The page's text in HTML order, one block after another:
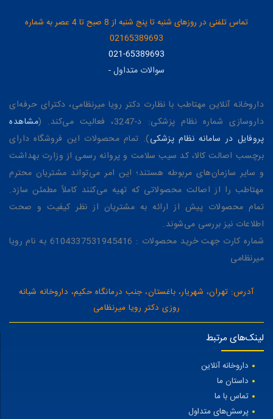
تماس تلفنی در روزهای شنبه تا پنج شنبه از 8 صبح تا 4 عصر به شماره
02165389693
021-65389693
سوالات متداول-
داروخانه آنلاین مهتاطب با نظارت دکتر رویا میرنظامی، دکترای حرفه‌ای
داروسازی شماره نظام پزشکی: د-3247، فعالیت می‌کند. (
مشاهده
پروفایل در سامانه نظام پزشکی). تمام محصولات این فروشگاه دارای
برچسب اصالت کالا، کد سیب سلامت و پروانه رسمی از وزارت بهداشت
و سایر سازمان‌های مربوطه هستند؛ این امر می‌تواند مشتریان محترم
مهتاطب را از اصالت محصولاتی که تهیه می‌کنند کاملاً مطمئن سازد.
تمام محصولات پیش از ارائه به مشتریان از نظر کیفیت و صحت
اطلاعات نیز بررسی می‌شوند.
شماره کارت جهت خرید محصولات : 6104337531945416 به نام رویا
میرنظامی
آدرس: تهران، شهریار، باغستان، جنب درمانگاه حکیم، داروخانه شبانه
روزی دکتر رویا میرنظامی
لینک‌های مرتبط
داروخانه آنلاین
داستان ما
تماس با ما
پرسش‌های متداول